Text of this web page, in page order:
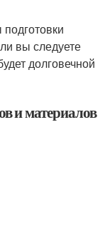
вы следуете
долговечной
и материалов